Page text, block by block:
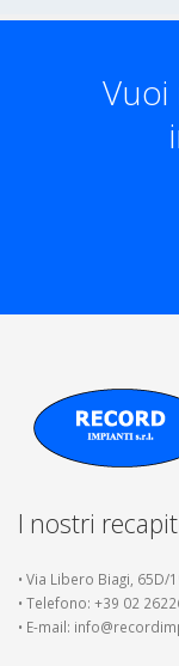
Vuoi
I nostri
• Via Libero Biagi, 65D/
• Telefono: +39 02
• E-mail: